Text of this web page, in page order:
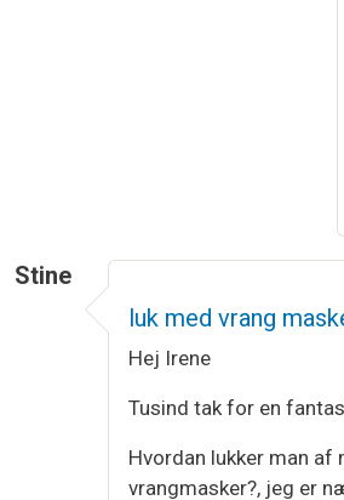
Stine
luk med vrang
Hej Irene
Tusind tak for en
Hvordan lukker man af
vrangmasker?, jeg er